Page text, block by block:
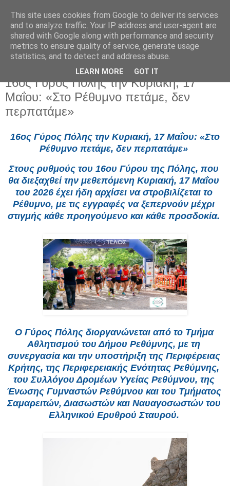
Παρασκευή 15 Μαΐου 2026
16ος Γύρος Πόλης την Κυριακή, 17
Μαΐου: «Στο Ρέθυμνο πετάμε, δεν
περπατάμε»
16ος Γύρος Πόλης την Κυριακή, 17 Μαΐου: «Στο
Ρέθυμνο πετάμε, δεν περπατάμε»
Στους ρυθμούς του 16ου Γύρου της Πόλης, που
θα διεξαχθεί την μεθεπόμενη Κυριακή, 17 Μαΐου
του 2026 έχει ήδη αρχίσει να στροβιλίζεται το
Ρέθυμνο, με τις εγγραφές να ξεπερνούν μέχρι
στιγμής κάθε προηγούμενο και κάθε προσδοκία.
Ο Γύρος Πόλης διοργανώνεται από το Τμήμα
Αθλητισμού του Δήμου Ρεθύμνης, με τη
συνεργασία και την υποστήριξη της Περιφέρειας
Κρήτης, της Περιφερειακής Ενότητας Ρεθύμνης,
του Συλλόγου Δρομέων Υγείας Ρεθύμνου, της
Ένωσης Γυμναστών Ρεθύμνου και του Τμήματος
Σαμαρειτών, Διασωστών και Ναυαγοσωστών του
Ελληνικού Ερυθρού Σταυρού.
This site uses cookies from Google to deliver its services
and to analyze traffic. Your IP address and user-agent are
shared with Google along with performance and security
metrics to ensure quality of service, generate usage
statistics, and to detect and address abuse.
LEARN MORE GOT IT